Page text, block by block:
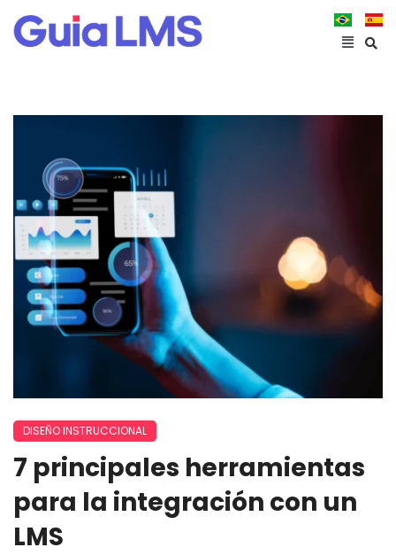
DISEÑO INSTRUCCIONAL
7 principales herramientas
para la integración con un
LMS